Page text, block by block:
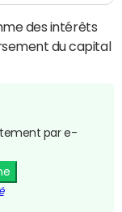
des intérêts
du capital
par e-